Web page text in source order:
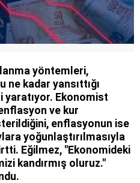
yöntemleri,
kadar yansıttığı
yaratıyor. Ekonomist
ve kur
enflasyonun ise
yoğunlaştırılmasıyla
Eğilmez, "Ekonomideki
kandırmış oluruz."